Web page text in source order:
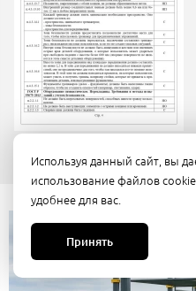
Используя данный сайт, вы
использование файлов
удобнее для вас.
Принять